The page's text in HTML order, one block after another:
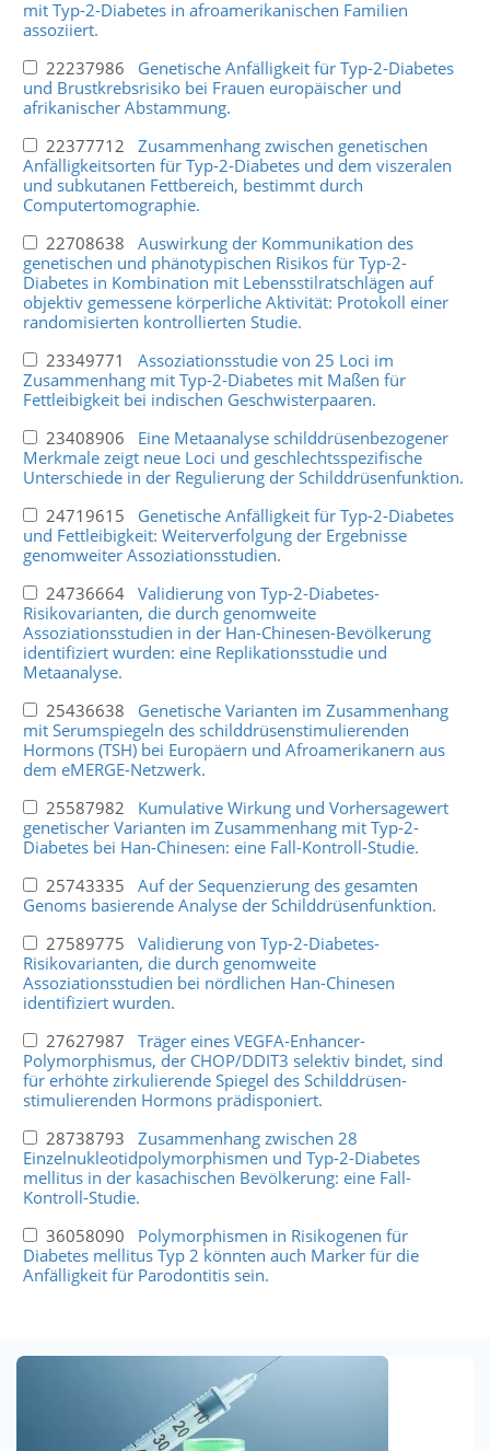
mit Typ-2-Diabetes in afroamerikanischen Familien
assoziiert.
22237986 Genetische Anfälligkeit für Typ-2-Diabetes
und Brustkrebsrisiko bei Frauen europäischer und
afrikanischer Abstammung.
22377712 Zusammenhang zwischen genetischen
Anfälligkeitsorten für Typ-2-Diabetes und dem viszeralen
und subkutanen Fettbereich, bestimmt durch
Computertomographie.
22708638 Auswirkung der Kommunikation des
genetischen und phänotypischen Risikos für Typ-2-
Diabetes in Kombination mit Lebensstilratschlägen auf
objektiv gemessene körperliche Aktivität: Protokoll einer
randomisierten kontrollierten Studie.
23349771 Assoziationsstudie von 25 Loci im
Zusammenhang mit Typ-2-Diabetes mit Maßen für
Fettleibigkeit bei indischen Geschwisterpaaren.
23408906 Eine Metaanalyse schilddrüsenbezogener
Merkmale zeigt neue Loci und geschlechtsspezifische
Unterschiede in der Regulierung der Schilddrüsenfunktion.
24719615 Genetische Anfälligkeit für Typ-2-Diabetes
und Fettleibigkeit: Weiterverfolgung der Ergebnisse
genomweiter Assoziationsstudien.
24736664 Validierung von Typ-2-Diabetes-
Risikovarianten, die durch genomweite
Assoziationsstudien in der Han-Chinesen-Bevölkerung
identifiziert wurden: eine Replikationsstudie und
Metaanalyse.
25436638 Genetische Varianten im Zusammenhang
mit Serumspiegeln des schilddrüsenstimulierenden
Hormons (TSH) bei Europäern und Afroamerikanern aus
dem eMERGE-Netzwerk.
25587982 Kumulative Wirkung und Vorhersagewert
genetischer Varianten im Zusammenhang mit Typ-2-
Diabetes bei Han-Chinesen: eine Fall-Kontroll-Studie.
25743335 Auf der Sequenzierung des gesamten
Genoms basierende Analyse der Schilddrüsenfunktion.
27589775 Validierung von Typ-2-Diabetes-
Risikovarianten, die durch genomweite
Assoziationsstudien bei nördlichen Han-Chinesen
identifiziert wurden.
27627987 Träger eines VEGFA-Enhancer-
Polymorphismus, der CHOP/DDIT3 selektiv bindet, sind
für erhöhte zirkulierende Spiegel des Schilddrüsen-
stimulierenden Hormons prädisponiert.
28738793 Zusammenhang zwischen 28
Einzelnukleotidpolymorphismen und Typ-2-Diabetes
mellitus in der kasachischen Bevölkerung: eine Fall-
Kontroll-Studie.
36058090 Polymorphismen in Risikogenen für
Diabetes mellitus Typ 2 könnten auch Marker für die
Anfälligkeit für Parodontitis sein.